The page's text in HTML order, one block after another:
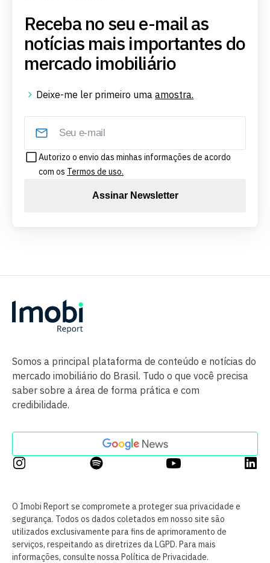
Receba no seu e-mail as
notícias mais importantes do
mercado imobiliário
Deixe-me ler primeiro uma amostra.
Autorizo o envio das minhas informações de acordo
com os Termos de uso.
Assinar Newsletter
Somos a principal plataforma de conteúdo e notícias do
mercado imobiliário do Brasil. Tudo o que você precisa
saber sobre a área de forma prática e com
credibilidade.
O Imobi Report se compromete a proteger sua privacidade e
segurança. Todos os dados coletados em nosso site são
utilizados exclusivamente para fins de aprimoramento de
serviços, respeitando as diretrizes da LGPD. Para mais
informações, consulte nossa Política de Privacidade.